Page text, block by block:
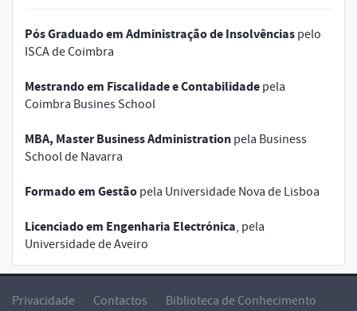
Pós Graduado em Administração de Insolvências pelo
ISCA de Coimbra
Mestrando em Fiscalidade e Contabilidade pela
Coimbra Busines School
MBA, Master Business Administration pela Business
School de Navarra
Formado em Gestão pela Universidade Nova de Lisboa
Licenciado em Engenharia Electrónica, pela
Universidade de Aveiro
Privacidade Contactos Biblioteca de Conhecimento